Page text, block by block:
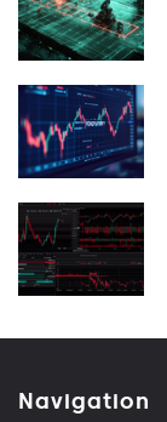
Navigation